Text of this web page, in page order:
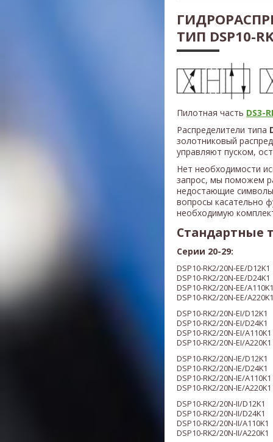
ТИП DSP10-
Пилотная часть DS3-
Распределители типа
золотниковый
управляют пуском,
Нет необходимости
запрос, мы поможем
недостающие
вопросы касательно
необходимую
Стандартные
Серии 20-29:
DSP10-RK2/20N-EE/D12K1
DSP10-RK2/20N-EE/D24K1
DSP10-RK2/20N-EE/A110K1
DSP10-RK2/20N-EE/A220K1
DSP10-RK2/20N-EI/D12K1
DSP10-RK2/20N-EI/D24K1
DSP10-RK2/20N-EI/A110K1
DSP10-RK2/20N-EI/A220K1
DSP10-RK2/20N-IE/D12K1
DSP10-RK2/20N-IE/D24K1
DSP10-RK2/20N-IE/A110K1
DSP10-RK2/20N-IE/A220K1
DSP10-RK2/20N-II/D12K1
DSP10-RK2/20N-II/D24K1
DSP10-RK2/20N-II/A110K1
​DSP10-RK2/20N-II/A220K1